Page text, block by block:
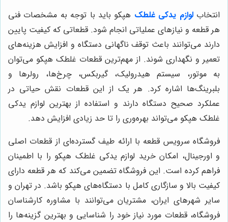
انتخابلوازم یدکی غلطک هپکو باید با توجه به مشخصات فنی
هر قطعه و نیازهای عملیاتی انجام شود. قطعاتی که کیفیت پایین
دارند می‌توانند باعث توقف ناگهانی دستگاه و افزایش هزینه‌های
تعمیر و نگهداری شوند. از مهم‌ترین قطعات غلطک هپکو می‌توان
به موتور، سیستم هیدرولیک، گیربکس، چرخ‌ها، رولرها و
بلبرینگ‌ها اشاره کرد. هر یک از این قطعات نقش حیاتی در
عملکرد صحیح دستگاه دارند و استفاده از بهترین لوازم یدکی
غلطک هپکو می‌تواند بهره‌وری را تا حد زیادی افزایش دهد.
فروشگاه سرویس قطعه با ارائه طیف گسترده‌ای از قطعات اصلی
و اورجینال، امکان خرید لوازم یدکی غلطک هپکو را با اطمینان
فراهم کرده است. این فروشگاه تضمین می‌کند که هر قطعه دارای
کیفیت بالا و سازگاری کامل با دستگاه‌های هپکو باشد. در تهران و
سایر شهرهای ایران، مشتریان می‌توانند با مشاوره کارشناسان
فروشگاه، قطعات مورد نیاز خود را شناسایی و بهترین گزینه‌ها را